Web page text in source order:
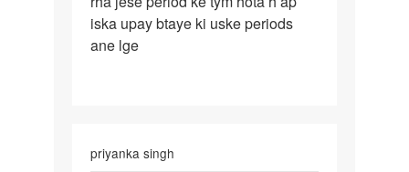
girlfriend
ko
iska upay btaye ki uske periods
ane lge
priyanka singh